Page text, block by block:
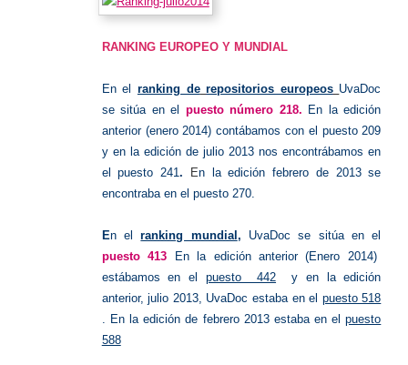
RANKING EUROPEO Y MUNDIAL
En el ranking de repositorios europeos UvaDoc
se sitúa en el
puesto número 218. En la edición
anterior (enero 2014) contábamos con el puesto 209
y en la edición de julio 2013 nos encontrábamos en
el puesto 241. En la edición febrero de 2013 se
encontraba en el puesto 270.
En elranking mundial , UvaDoc se sitúa en el
puesto 413
En la edición anterior (Enero 2014)
estábamos en el puesto 442 y en la edición
anterior, julio 2013, UvaDoc estaba en el puesto 518
En la edición de febrero 2013 estaba en elpuesto
588